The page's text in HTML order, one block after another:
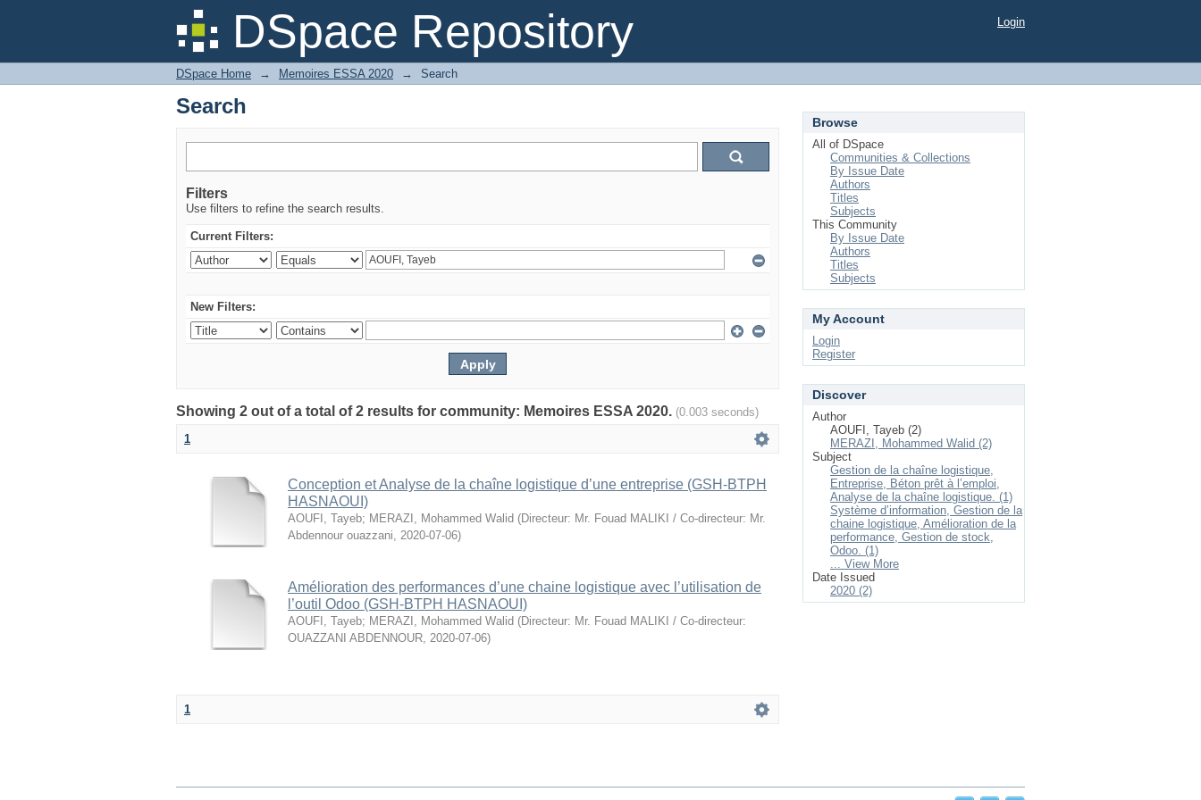
DSpace Repository
Search Login
DSpace Home → Memoires ESSA 2020 → Search
Search
Filters
Use filters to refine the search results.
Current Filters:
New Filters:
Showing 2 out of a total of 2 results for community: Memoires ESSA 2020. (0.003 seconds)
1
Conception et Analyse de la chaîne logistique d’une entreprise (GSH-BTPH
HASNAOUI)
AOUFI, Tayeb; MERAZI, Mohammed Walid (Directeur: Mr. Fouad MALIKI / Co-directeur: Mr.
Abdennour ouazzani, 2020-07-06)
Amélioration des performances d’une chaine logistique avec l’utilisation de
l’outil Odoo (GSH-BTPH HASNAOUI)
AOUFI, Tayeb; MERAZI, Mohammed Walid (Directeur: Mr. Fouad MALIKI / Co-directeur:
OUAZZANI ABDENNOUR, 2020-07-06)
1
Browse
All of DSpace
Communities & Collections
By Issue Date
Authors
Titles
Subjects
This Community
By Issue Date
Authors
Titles
Subjects
My Account
Login
Register
Discover
Author
AOUFI, Tayeb (2)
MERAZI, Mohammed Walid (2)
Subject
Gestion de la chaîne logistique,
Entreprise, Béton prêt à l’emploi,
Analyse de la chaîne logistique. (1)
Système d’information, Gestion de la
chaine logistique, Amélioration de la
performance, Gestion de stock,
Odoo. (1)
... View More
Date Issued
2020 (2)